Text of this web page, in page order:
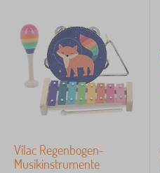
Vilac Regenbogen-
Musikinstrumente